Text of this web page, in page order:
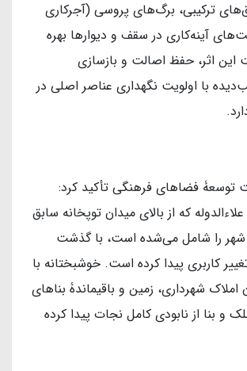
ترکیبی، برگ‌های پروسی (آجرکاری
آینه‌کاری در سقف و دیوارها بهره
این اثر، حفظ اصالت و بازسازی
با اولویت نگهداری عناصر اصلی در
توسعۀ فضاهای فرهنگی تأکید کرد:
که از بالای میدان توپخانه سابق
شهر را شامل می‌شده است، با گذشت
کاربری پیدا کرده است. خوشبختانه با
املاک شهرداری، زمین و باقیماندۀ بناهای
و بنا از نابودی کامل نجات پیدا کرده